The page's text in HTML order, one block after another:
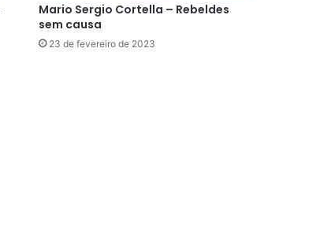
Mario Sergio Cortella – Rebeldes
sem causa
23 de fevereiro de 2023